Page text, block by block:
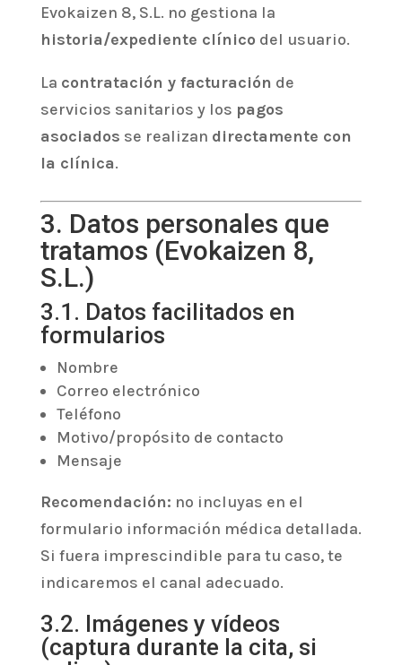
Evokaizen 8, S.L. no gestiona la
historia/expediente clínico del usuario.
La contratación y facturación de
servicios sanitarios y los pagos
asociados se realizan directamente con
la clínica.
3. Datos personales que
tratamos (Evokaizen 8,
S.L.)
3.1. Datos facilitados en
formularios
Nombre
Correo electrónico
Teléfono
Motivo/propósito de contacto
Mensaje
Recomendación: no incluyas en el
formulario información médica detallada.
Si fuera imprescindible para tu caso, te
indicaremos el canal adecuado.
3.2. Imágenes y vídeos
(captura durante la cita, si